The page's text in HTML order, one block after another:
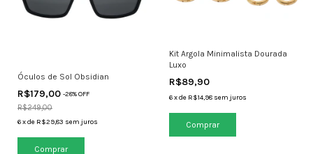
Óculos de Sol Obsidian
R$179,00 -28% OFF
R$249,00
6xde R$29,83 sem juros
Kit Argola Minimalista Dourada
Luxo
R$89,90
6 xde R$14,98 sem juros